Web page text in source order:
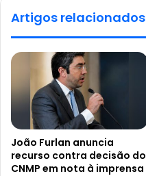
Artigos relacionados
João Furlan anuncia
recurso contra decisão do
CNMP em nota à imprensa